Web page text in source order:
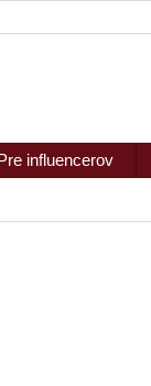
Pre influencerov